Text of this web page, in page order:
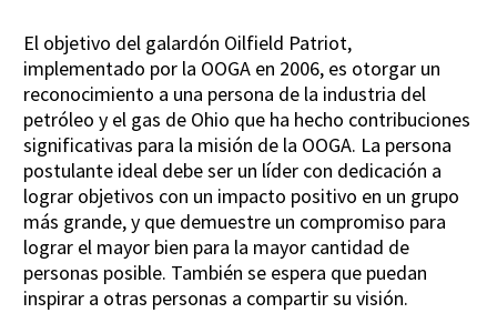
El objetivo del galardón Oilfield Patriot,
implementado por la OOGA en 2006, es otorgar un
reconocimiento a una persona de la industria del
petróleo y el gas de Ohio que ha hecho contribuciones
significativas para la misión de la OOGA. La persona
postulante ideal debe ser un líder con dedicación a
lograr objetivos con un impacto positivo en un grupo
más grande, y que demuestre un compromiso para
lograr el mayor bien para la mayor cantidad de
personas posible. También se espera que puedan
inspirar a otras personas a compartir su visión.